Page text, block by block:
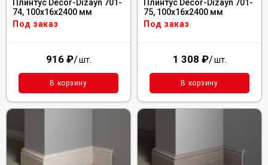
Плинтус Decor-Dizayn 701-
74, 100x16x2400 мм
Под заказ
916 ₽/шт.
В корзину
Плинтус Decor-Dizayn 701-
75, 100x16x2400 мм
Под заказ
1 308 ₽/шт.
В корзину